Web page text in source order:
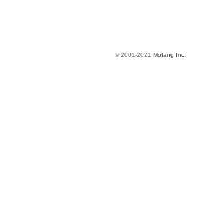
© 2001-2021 Mofang Inc.